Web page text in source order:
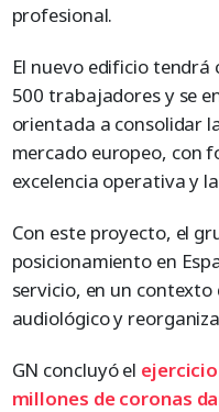
profesional.
El nuevo edificio
500 trabajadores y se
orientada a consolidar
mercado europeo, con
excelencia operativa y
Con este proyecto, el
posicionamiento en
servicio, en un
audiológico y
GN concluyó el
millones de coronas